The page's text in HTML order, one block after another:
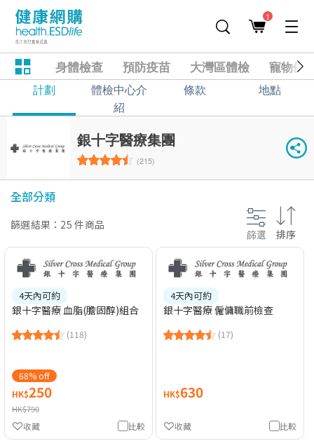
1
身體檢查 預防疫苗 大灣區體檢 寵物健
計劃
體檢中心介
紹
條款 地點
銀十字醫療集團
(215)
全部分類
篩選結果：25 件商品
篩選 排序
4天內可約
銀十字醫療 血脂(膽固醇)組合
(118)
68% off
HK$250
HK$790
比較
收藏
4天內可約
銀十字醫療 僱傭職前檢查
(17)
HK$630
比較
收藏